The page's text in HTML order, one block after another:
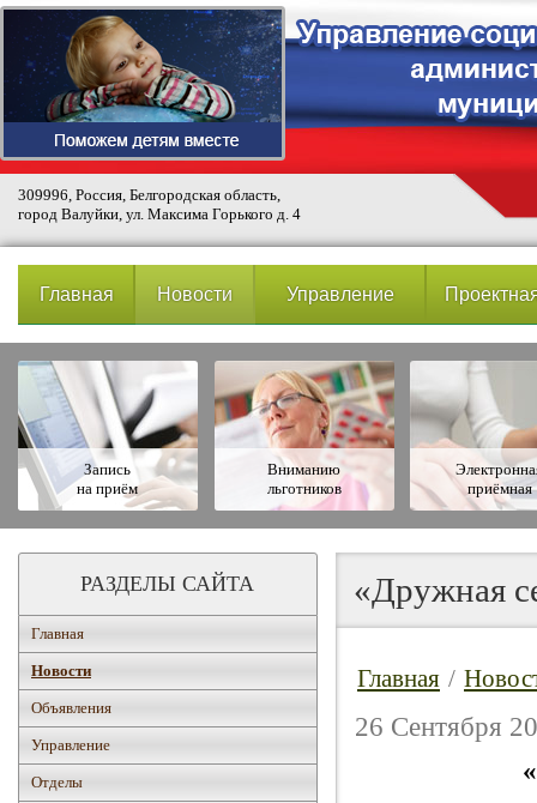
309996, Россия, Белгородская область,
город Валуйки, ул. Максима Горького д. 4
Главная Новости Управление
Запись
на приём
Вниманию
льготников
приёмная
РАЗДЕЛЫ САЙТА
Главная
Новости
Объявления
Управление
Отделы
«Дружная
Главная /
26 Сентября